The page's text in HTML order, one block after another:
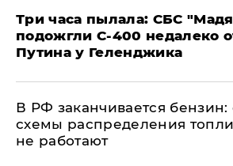
Три часа пылала: СБС
подожгли С-400 недалеко
Путина у Геленджика
​В РФ заканчивается бензин:
схемы распределения
не работают